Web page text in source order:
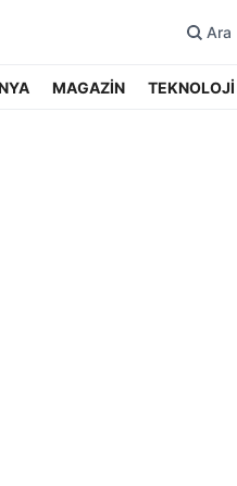
Ara
MAGAZİN TEKNOLOJİ